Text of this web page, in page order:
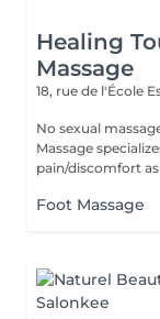
Healing
Massage
18, rue de l'École
No sexual massage only
Massage
pain/discomfort
Foot Massage